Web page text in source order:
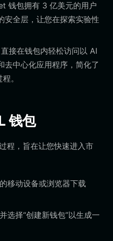
钱包拥有 3 亿美元的用户
安全层，让您在探索实验性
直接在钱包内轻松访问以 AI
去中心化应用程序，简化了
。
钱包
程，旨在让您快速进入市
移动设备或浏览器下载
选择“创建新钱包”以生成一